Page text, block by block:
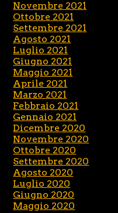
Novembre 2021
Ottobre 2021
Settembre 2021
Agosto 2021
Luglio 2021
Giugno 2021
Maggio 2021
Aprile 2021
Marzo 2021
Febbraio 2021
Gennaio 2021
Dicembre 2020
Novembre 2020
Ottobre 2020
Settembre 2020
Agosto 2020
Luglio 2020
Giugno 2020
Maggio 2020